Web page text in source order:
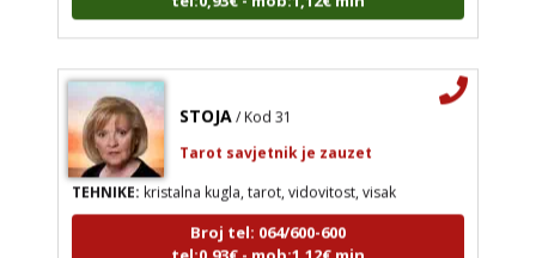
TEHNIKE:kristalna kugla, tarot, vidovitost, visak
Broj tel: 064/600-600
tel:0,93€ - mob:1,12€ min